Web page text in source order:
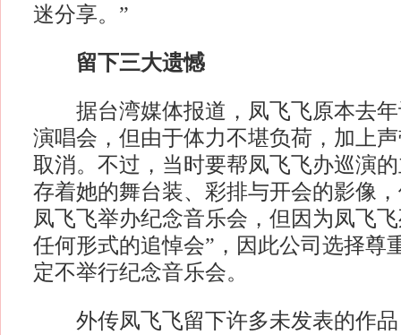
迷分享。”
留下三大遗憾
据台湾媒体报道，凤飞飞原本去年
演唱会，但由于体力不堪负荷，加上
取消。不过，当时要帮凤飞飞办巡演
存着她的舞台装、彩排与开会的影像
凤飞飞举办纪念音乐会，但因为凤飞
任何形式的追悼会”，因此公司选择尊
定不举行纪念音乐会。
外传凤飞飞留下许多未发表的作品